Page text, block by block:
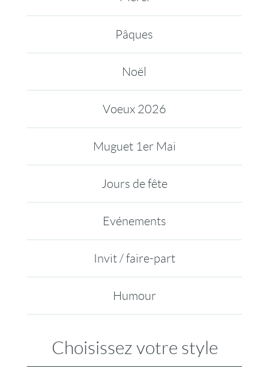
Pâques
Noël
Voeux 2026
Muguet 1er Mai
Jours de fête
Evénements
Invit / faire-part
Humour
Choisissez votre style